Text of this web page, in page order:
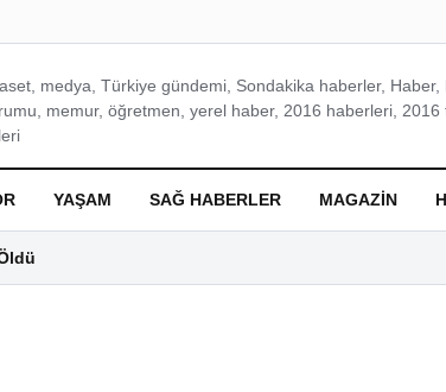
medya, Türkiye gündemi, Sondakika haberler, Haber,
memur, öğretmen, yerel haber, 2016 haberleri, 2016
YAŞAM SAĞ HABERLER MAGAZIN